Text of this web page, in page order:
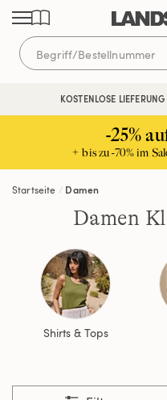
Direkt
zum
Inhalt
Direkt
zur
Navigation
Direkt
zur
Suche
KOSTENLOSE
-25%
+ bis zu -70% im
Startseite Damen
Damen
Shirts & Tops